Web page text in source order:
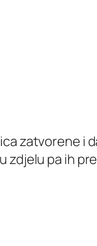
zatvorene i
pa ih